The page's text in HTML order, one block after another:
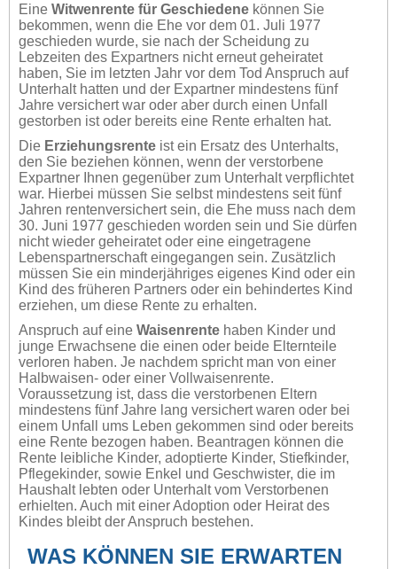
Eine Witwenrente für Geschiedene können Sie
bekommen, wenn die Ehe vor dem 01. Juli 1977
geschieden wurde, sie nach der Scheidung zu
Lebzeiten des Expartners nicht erneut geheiratet
haben, Sie im letzten Jahr vor dem Tod Anspruch auf
Unterhalt hatten und der Expartner mindestens fünf
Jahre versichert war oder aber durch einen Unfall
gestorben ist oder bereits eine Rente erhalten hat.
Die Erziehungsrente ist ein Ersatz des Unterhalts,
den Sie beziehen können, wenn der verstorbene
Expartner Ihnen gegenüber zum Unterhalt verpflichtet
war. Hierbei müssen Sie selbst mindestens seit fünf
Jahren rentenversichert sein, die Ehe muss nach dem
30. Juni 1977 geschieden worden sein und Sie dürfen
nicht wieder geheiratet oder eine eingetragene
Lebenspartnerschaft eingegangen sein. Zusätzlich
müssen Sie ein minderjähriges eigenes Kind oder ein
Kind des früheren Partners oder ein behindertes Kind
erziehen, um diese Rente zu erhalten.
Anspruch auf eine Waisenrente haben Kinder und
junge Erwachsene die einen oder beide Elternteile
verloren haben. Je nachdem spricht man von einer
Halbwaisen- oder einer Vollwaisenrente.
Voraussetzung ist, dass die verstorbenen Eltern
mindestens fünf Jahre lang versichert waren oder bei
einem Unfall ums Leben gekommen sind oder bereits
eine Rente bezogen haben. Beantragen können die
Rente leibliche Kinder, adoptierte Kinder, Stiefkinder,
Pflegekinder, sowie Enkel und Geschwister, die im
Haushalt lebten oder Unterhalt vom Verstorbenen
erhielten. Auch mit einer Adoption oder Heirat des
Kindes bleibt der Anspruch bestehen.
WAS KÖNNEN SIE ERWARTEN